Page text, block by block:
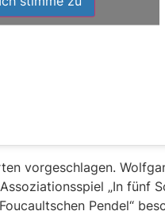
vorgeschlagen.
„In fünf
Pen­del“